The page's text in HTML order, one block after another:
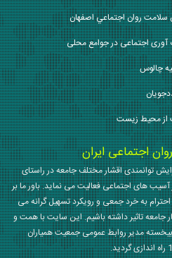
روان اجتماعي اصفهان
آوری اجتماعی در جوامع محلی
چالوس
از محیط زیست
اجتماعی ایران
توانمندی اقشار مختلف جامعه در راستای
های اجتماعی فعالیت می نماید. باور ما بر
به خرد جمعی و رویکرد تسهیل گرانه می
جامعه تاثیر داشته باشیم. این سایت با همت و
مدیر روابط عمومی جمعیت همیاران